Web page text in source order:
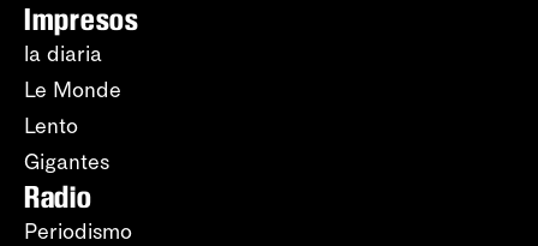
Impresos
la diaria
Le Monde
Lento
Gigantes
Radio
Periodismo